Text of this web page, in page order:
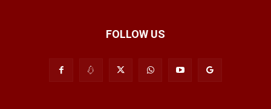
FOLLOW US